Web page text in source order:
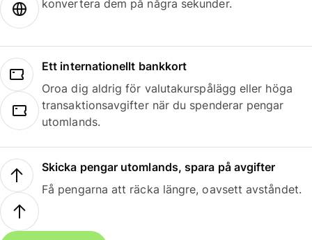
konvertera dem på några sekunder.
Ett internationellt bankkort
Oroa dig aldrig för valutakurspålägg eller höga
transaktionsavgifter när du spenderar pengar
utomlands.
Skicka pengar utomlands, spara på avgifter
Få pengarna att räcka längre, oavsett avståndet.